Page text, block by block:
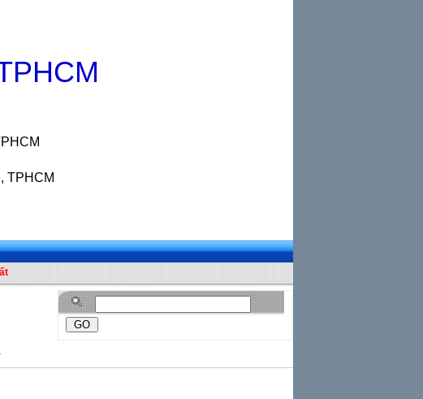
TPHCM
- Chính hãng - Giá hợp lý, rất hân hạnh được phục vụ Quý khách!